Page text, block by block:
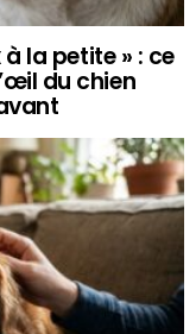
la petite » : ce
du chien